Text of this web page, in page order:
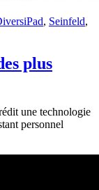
Étiquettes
iPad, Seinfeld,
plus
une technologie
personnel